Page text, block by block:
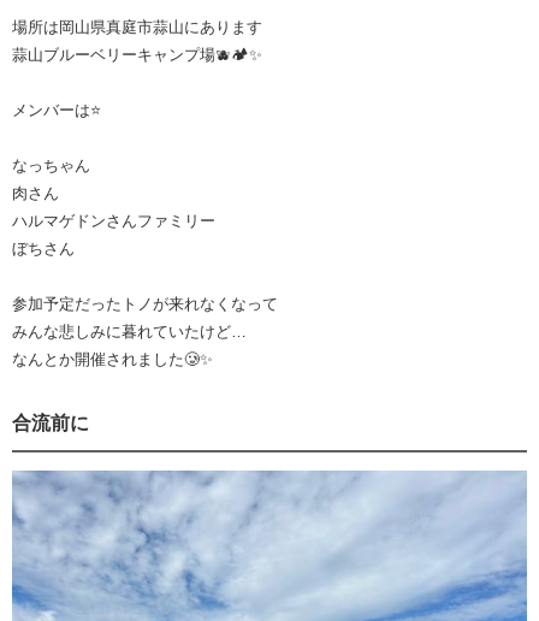
場所は岡山県真庭市蒜山にあります
蒜山ブルーベリーキャンプ場🫐🏕️✨
メンバーは⭐️
なっちゃん
肉さん
ハルマゲドンさんファミリー
ぼちさん
参加予定だったトノが来れなくなって
みんな悲しみに暮れていたけど…
なんとか開催されました🥲✨
合流前に